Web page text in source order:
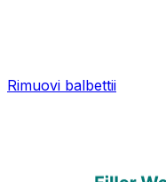
Rimuovi balbettii